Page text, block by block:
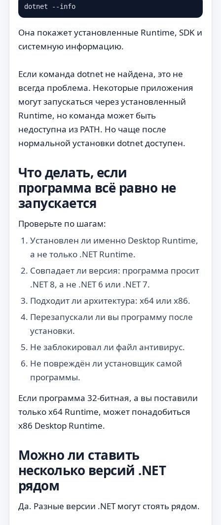
dotnet --info
Она покажет установленные Runtime, SDK и
системную информацию.
Если команда dotnet не найдена, это не
всегда проблема. Некоторые приложения
могут запускаться через установленный
Runtime, но команда может быть
недоступна из PATH. Но чаще после
нормальной установки dotnet доступен.
Что делать, если
программа всё равно не
запускается
Проверьте по шагам:
Установлен ли именно Desktop Runtime,
а не только .NET Runtime.
Совпадает ли версия: программа просит
.NET 8, а не .NET 6 или .NET 7.
Подходит ли архитектура: x64 или x86.
Перезапускали ли вы программу после
установки.
Не заблокировал ли файл антивирус.
Не повреждён ли установщик самой
программы.
Если программа 32-битная, а вы поставили
только x64 Runtime, может понадобиться
x86 Desktop Runtime.
Можно ли ставить
несколько версий .NET
рядом
Да. Разные версии .NET могут стоять рядом.